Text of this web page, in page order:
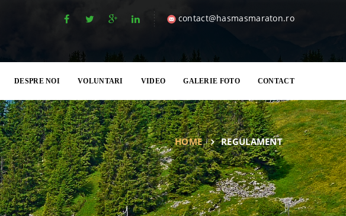
contact@hasmasmaraton.ro
DESPRE NOI VOLUNTARI VIDEO GALERIE FOTO CONTACT
HOME REGULAMENT